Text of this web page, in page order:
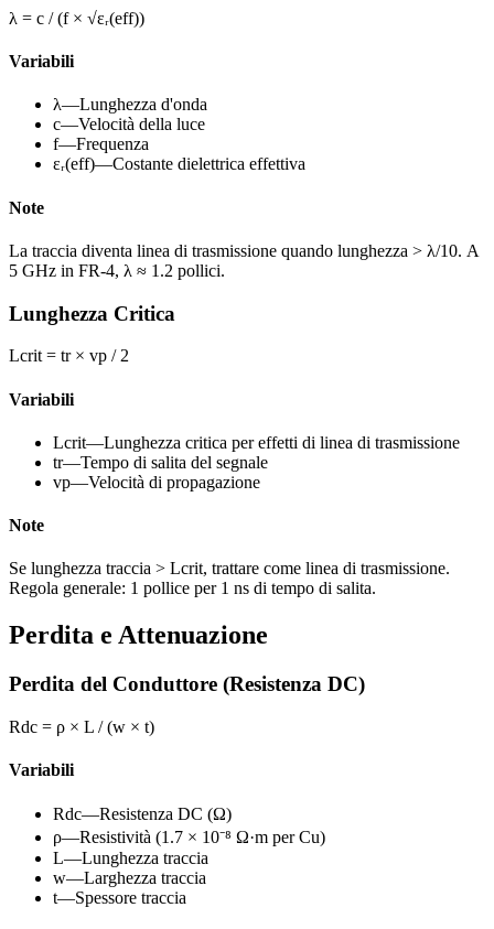
λ = c / (f × √εᵣ(eff))
Variabili
λ—Lunghezza d'onda
c—Velocità della luce
f—Frequenza
εᵣ(eff)—Costante dielettrica effettiva
Note
La traccia diventa linea di trasmissione quando lunghezza > λ/10. A
5 GHz in FR-4, λ ≈ 1.2 pollici.
Lunghezza Critica
Lcrit = tr × vp / 2
Variabili
Lcrit—Lunghezza critica per effetti di linea di trasmissione
tr—Tempo di salita del segnale
vp—Velocità di propagazione
Note
Se lunghezza traccia > Lcrit, trattare come linea di trasmissione.
Regola generale: 1 pollice per 1 ns di tempo di salita.
Perdita e Attenuazione
Perdita del Conduttore (Resistenza DC)
Rdc = ρ × L / (w × t)
Variabili
Rdc—Resistenza DC (Ω)
ρ—Resistività (1.7 × 10⁻⁸ Ω·m per Cu)
L—Lunghezza traccia
w—Larghezza traccia
t—Spessore traccia